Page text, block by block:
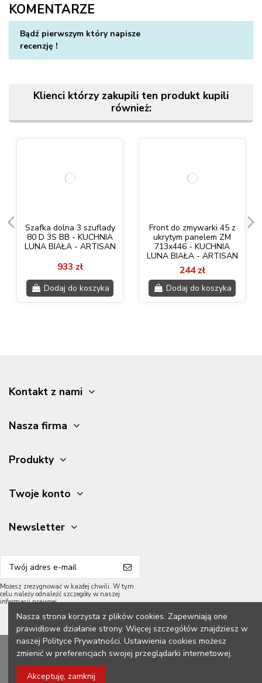
KOMENTARZE
Bądź pierwszym który napisze
recenzję !
Klienci którzy zakupili ten produkt kupili
również:
Szafka dolna 3 szuflady
80 D 3S BB - KUCHNIA
LUNA BIAŁA - ARTISAN
933 zł
Dodaj do koszyka
Front do zmywarki 45 z
ukrytym panelem ZM
713x446 - KUCHNIA
LUNA BIAŁA - ARTISAN
244 zł
Dodaj do koszyka
Kontakt z nami
Nasza firma
Produkty
Twoje konto
Newsletter
Możesz zrezygnować w każdej chwili. W tym
celu należy odnaleźć szczegóły w naszej
informacji prawnej.
2026 Meble Grycpol.
Konstrukcja z przodu:
Nasza strona korzysta z plików cookies. Zapewniają one
prawidłowe działanie strony. Więcej szczegółów znajdziesz w
naszej Polityce Prywatności. Ustawienia cookies możesz
zmienić w preferencjach swojej przeglądarki internetowej.
Akceptuję, zamknij